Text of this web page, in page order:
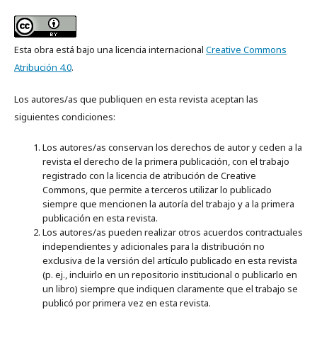
Esta obra está bajo una licencia internacional Creative Commons
Atribución 4.0.
Los autores/as que publiquen en esta revista aceptan las
siguientes condiciones:
Los autores/as conservan los derechos de autor y ceden a la
revista el derecho de la primera publicación, con el trabajo
registrado con la licencia de atribución de Creative
Commons, que permite a terceros utilizar lo publicado
siempre que mencionen la autoría del trabajo y a la primera
publicación en esta revista.
Los autores/as pueden realizar otros acuerdos contractuales
independientes y adicionales para la distribución no
exclusiva de la versión del artículo publicado en esta revista
(p. ej., incluirlo en un repositorio institucional o publicarlo en
un libro) siempre que indiquen claramente que el trabajo se
publicó por primera vez en esta revista.